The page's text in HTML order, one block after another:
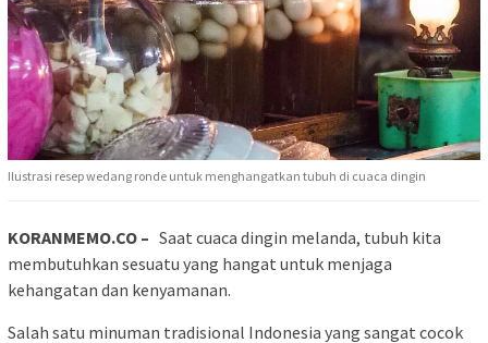
Ilustrasi resep wedang ronde untuk menghangatkan tubuh di cuaca dingin
KORANMEMO.CO – Saat cuaca dingin melanda, tubuh kita
membutuhkan sesuatu yang hangat untuk menjaga
kehangatan dan kenyamanan.
Salah satu minuman tradisional Indonesia yang sangat cocok